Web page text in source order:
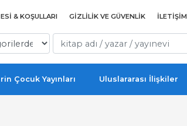
& KOŞULLARI GIZLILIK VE GÜVENLIK İLETIŞIM
Çocuk Yayınları Uluslararası İlişkiler